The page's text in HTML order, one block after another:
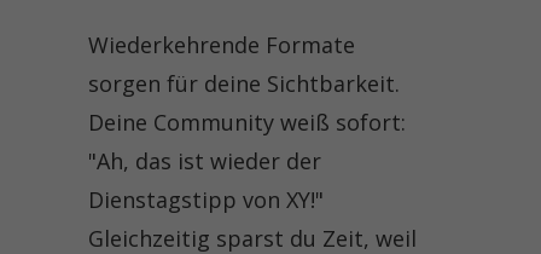
Wiederkehrende Formate
sorgen für deine Sichtbarkeit.
Deine Community weiß sofort:
"Ah, das ist wieder der
Dienstagstipp von XY!"
Gleichzeitig sparst du Zeit, weil